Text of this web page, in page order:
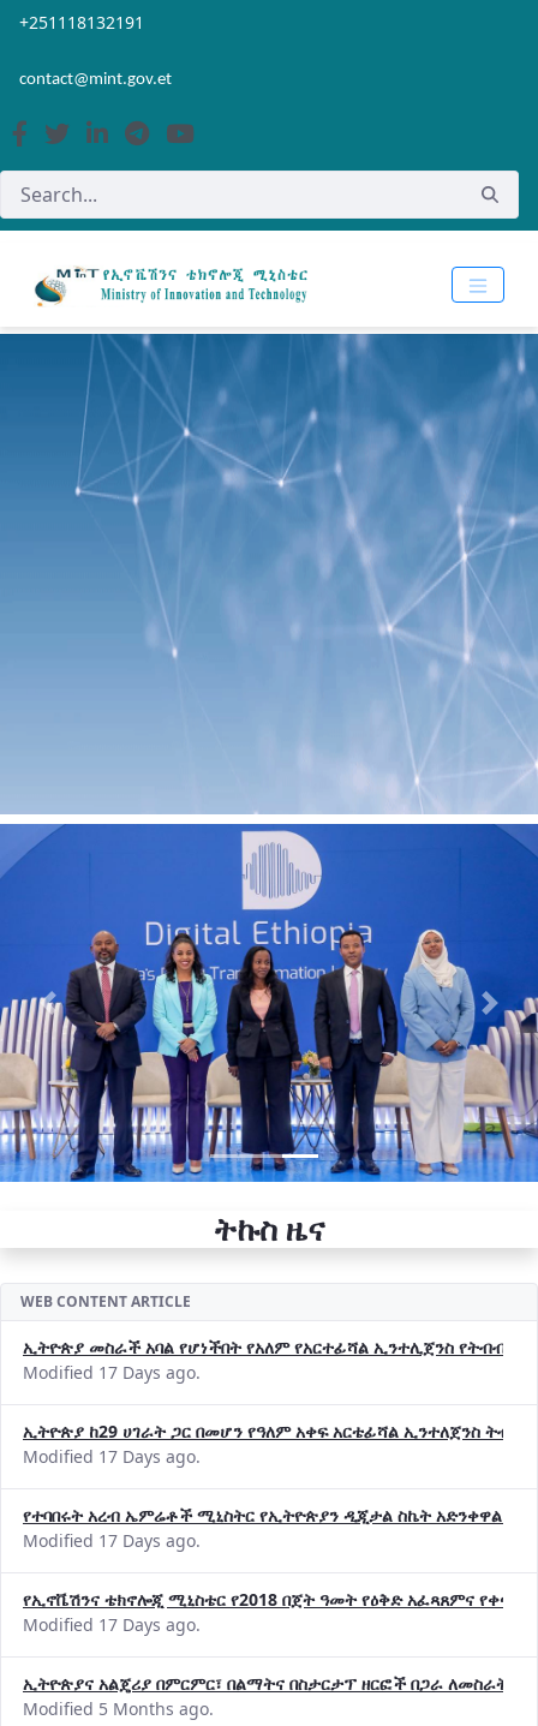
Skip to Main Content
Open Accessibility Menu
+251118132191
contact@mint.gov.et
Previous Next
ትኩስ ዜና
WEB CONTENT ARTICLE
ኢትዮጵያ መስራች አባል የሆነችበት የአለም የአርተፊሻል ኢንተሊጀንስ የትብብር
Modified 17 Days ago.
ኢትዮጵያ ከ29 ሀገራት ጋር በመሆን የዓለም አቀፍ አርቴፊሻል ኢንተለጀንስ
Modified 17 Days ago.
የተባበሩት አረብ ኤምሬቶች ሚኒስትር የኢትዮጵያን ዲጂታል ስኬት አድንቀዋል
Modified 17 Days ago.
የኢኖቬሽንና ቴክኖሎጂ ሚኒስቴር የ2018 በጀት ዓመት የዕቅድ አፈጻጸምና
Modified 17 Days ago.
ኢትዮጵያና አልጄሪያ በምርምር፣ በልማትና በስታርታፕ ዘርፎች በጋራ ለመስራት
Modified 5 Months ago.